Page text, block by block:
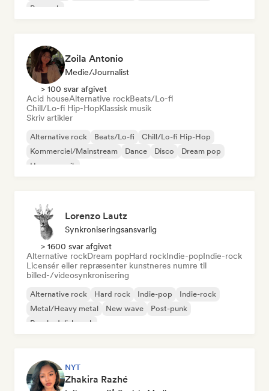
Poprock
Zoila Antonio
Medie/journalist
> 100 svar afgivet
Acid houseAlternative rockBeats/Lo-fi
Chill/Lo-fi Hip-HopKlassisk musik
Skriv artikler
Alternative rock Beats/Lo-fi
Chill/Lo-fi Hip-Hop
Kommerciel/Mainstream
Dance Disco
Dream pop
House-musik
Lorenzo Lautz
Synkroniseringsansvarlig
> 1600 svar afgivet
Alternative rockDream popHard rockIndie-popIndie-rock
Licensér eller repræsenter kunstneres numre til
billed-/videosynkronisering
Alternative rock Hard rock Indie-pop
Indie-rock
Metal/Heavy metal
New wave
Post-punk
Psychedelisk rock
NYT
Zhakira Razhé